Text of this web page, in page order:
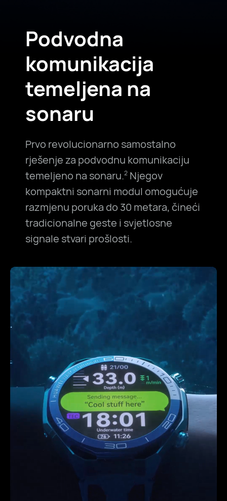
Podvodna
komunikacija
temeljena na
sonaru
Prvo revolucionarno samostalno
rješenje za podvodnu komunikaciju
temeljeno na sonaru.2Njegov
kompaktni sonarni modul omogućuje
razmjenu poruka do 30 metara, čineći
tradicionalne geste i svjetlosne
signale stvari prošlosti.